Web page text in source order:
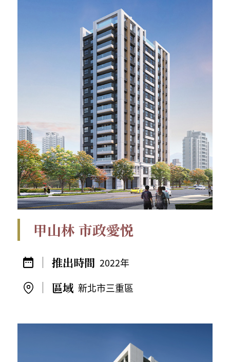
甲山林 市政愛悦
2022年
新北市三重區